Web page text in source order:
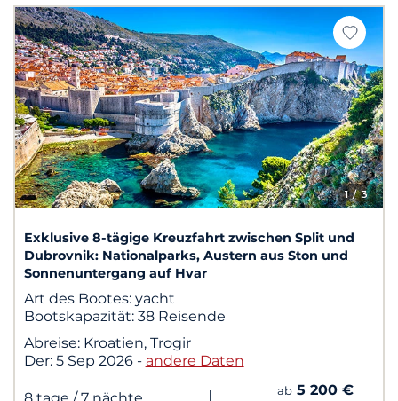
1/ 3
Exklusive 8-tägige Kreuzfahrt zwischen Split und
Dubrovnik: Nationalparks, Austern aus Ston und
Sonnenuntergang auf Hvar
Art des Bootes: yacht
Bootskapazität: 38 Reisende
Abreise: Kroatien, Trogir
Der: 5 Sep 2026 - andere Daten
ab 5 200 €